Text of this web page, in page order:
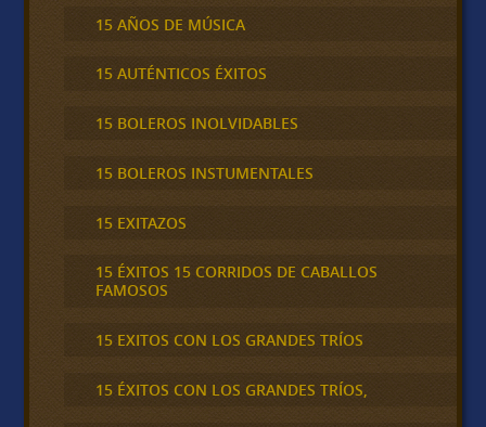
15 AÑOS DE MÚSICA
15 AUTÉNTICOS ÉXITOS
15 BOLEROS INOLVIDABLES
15 BOLEROS INSTUMENTALES
15 EXITAZOS
15 ÉXITOS 15 CORRIDOS DE CABALLOS
FAMOSOS
15 EXITOS CON LOS GRANDES TRÍOS
15 ÉXITOS CON LOS GRANDES TRÍOS,